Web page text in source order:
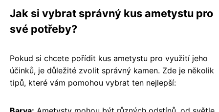
Jak si vybrat správný kus ametystu pro
své potřeby?
Pokud si chcete pořídit kus ametystu pro využití jeho
účinků, je důležité zvolit správný kamen. Zde je několik
tipů, které vám pomohou vybrat ten nejlepší: